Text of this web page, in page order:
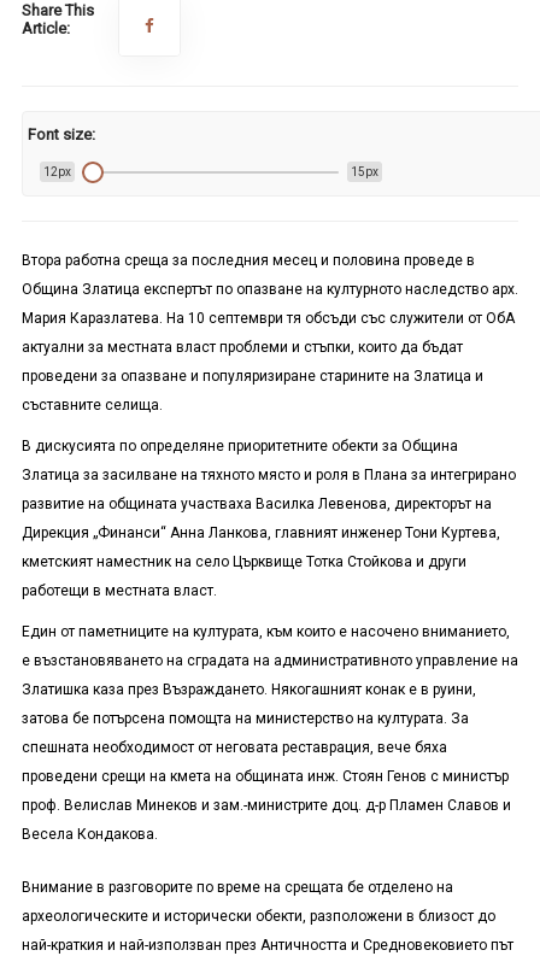
Share This
Article:
Font size:
12px 15px
Втора работна среща за последния месец и половина проведе в
Община Златица експертът по опазване на културното наследство арх.
Мария Каразлатева. На 10 септември тя обсъди със служители от ОбА
актуални за местната власт проблеми и стъпки, които да бъдат
проведени за опазване и популяризиране старините на Златица и
съставните селища.
В дискусията по определяне приоритетните обекти за Община
Златица за засилване на тяхното място и роля в Плана за интегрирано
развитие на общината участваха Василка Левенова, директорът на
Дирекция „Финанси“ Анна Ланкова, главният инженер Тони Куртева,
кметският наместник на село Църквище Тотка Стойкова и други
работещи в местната власт.
Един от паметниците на културата, към които е насочено вниманието,
е възстановяването на сградата на административното управление на
Златишка каза през Възраждането. Някогашният конак е в руини,
затова бе потърсена помощта на министерство на културата. За
спешната необходимост от неговата реставрация, вече бяха
проведени срещи на кмета на общината инж. Стоян Генов с министър
проф. Велислав Минеков и зам.-министрите доц. д-р Пламен Славов и
Весела Кондакова.
Внимание в разговорите по време на срещата бе отделено на
археологическите и исторически обекти, разположени в близост до
най-краткия и най-използван през Античността и Средновековието път